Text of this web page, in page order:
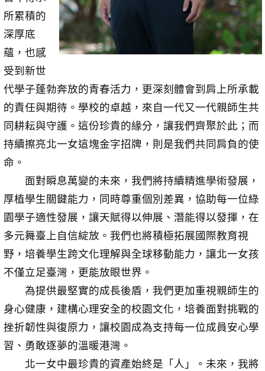
所累積的
深厚底
蘊，也感
受到新世
代學子蓬勃奔放的青春活力，更深刻體會到肩上所承載
的責任與期待。學校的卓越，來自一代又一代親師生共
同耕耘與守護。這份珍貴的緣分，讓我們齊聚於此；而
持續擦亮北一女這塊金字招牌，則是我們共同肩負的使
命。
面對瞬息萬變的未來，我們將持續精進學術發展，
厚植學生關鍵能力，同時尊重個別差異，協助每一位綠
園學子適性發展，讓天賦得以伸展、潛能得以發揮，在
多元舞臺上自信綻放。我們也將積極拓展國際教育視
野，培養學生跨文化理解與全球移動能力，讓北一女孩
不僅立足臺灣，更能放眼世界。
為提供最堅實的成長後盾，我們更加重視親師生的
身心健康，建構心理安全的校園文化，培養面對挑戰的
挫折韌性與復原力，讓校園成為支持每一位成員安心學
習、勇敢逐夢的溫暖港灣。
北一女中最珍貴的資產始終是「人」。未來，我將